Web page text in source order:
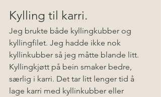
Kylling til karri.
Jeg brukte både kyllingkubber og
kyllingfilet. Jeg hadde ikke nok
kyllinkubber så jeg måtte blande litt.
Kyllingkjøtt på bein smaker bedre,
særlig i karri. Det tar litt lenger tid å
lage karri med kyllinkubber eller